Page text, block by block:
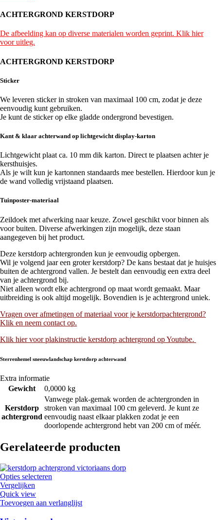
ACHTERGROND KERSTDORP
De afbeelding kan op diverse materialen worden geprint. Klik hier
voor uitleg.
ACHTERGROND KERSTDORP
Sticker
We leveren sticker in stroken van maximaal 100 cm, zodat je deze
eenvoudig kunt gebruiken.
Je kunt de sticker op elke gladde ondergrond bevestigen.
Kant & klaar achterwand op lichtgewicht display-karton
Lichtgewicht plaat ca. 10 mm dik karton. Direct te plaatsen achter je
kersthuisjes.
Als je wilt kun je kartonnen standaards mee bestellen. Hierdoor kun je
de wand volledig vrijstaand plaatsen.
Tuinposter-materiaal
Zeildoek met afwerking naar keuze. Zowel geschikt voor binnen als
voor buiten. Diverse afwerkingen zijn mogelijk, deze staan
aangegeven bij het product.
Deze kerstdorp achtergronden kun je eenvoudig opbergen.
Wil je volgend jaar een groter kerstdorp? De kans bestaat dat je huisjes
buiten de achtergrond vallen. Je bestelt dan eenvoudig een extra deel
van je achtergrond bij.
Niet alleen wordt elke achtergrond op maat wordt gemaakt. Maar
uitbreiding is ook altijd mogelijk. Bovendien is je achtergrond uniek.
Vragen over afmetingen of materiaal voor je kerstdorpachtergrond?
Klik en neem contact op.
Klik hier voor plakinstructie kerstdorp achtergrond op Youtube.
Sterrenhemel sneeuwlandschap kerstdorp achterwand
Extra informatie
Gewicht
0,0000 kg
Kerstdorp
achtergrond
Vanwege plak-gemak worden de achtergronden in
stroken van maximaal 100 cm geleverd. Je kunt ze
eenvoudig naast elkaar plakken zodat je een
doorlopende achtergrond hebt van 200 cm of méér.
Gerelateerde producten
Opties selecteren
Vergelijken
Quick view
Toevoegen aan verlanglijst